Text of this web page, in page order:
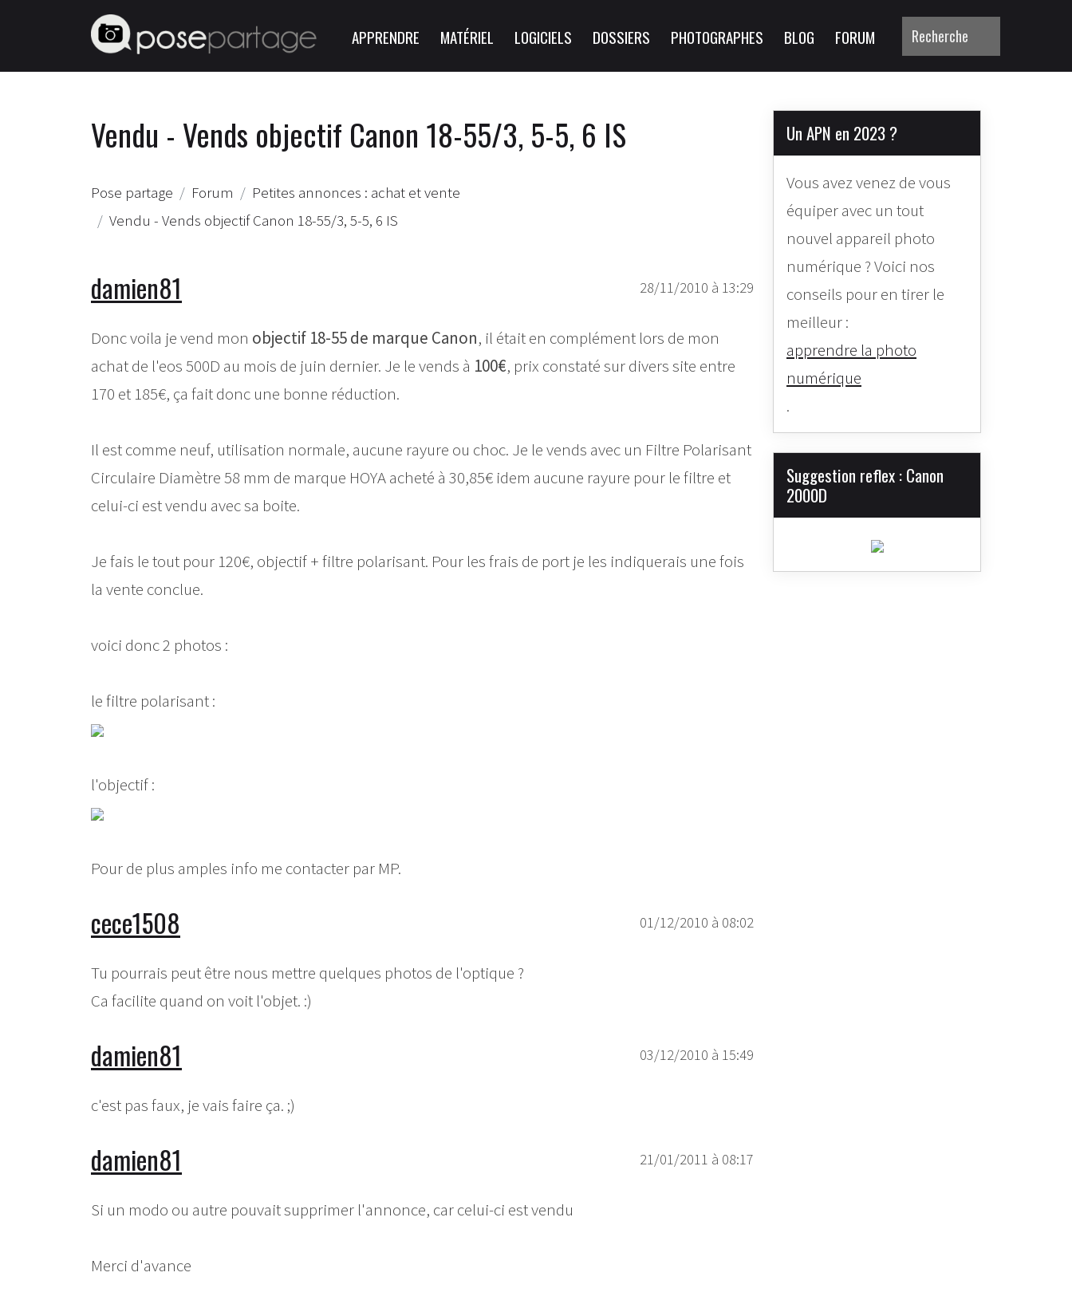
APPRENDRE MATÉRIEL LOGICIELS DOSSIERS PHOTOGRAPHES BLOG FORUM
Vendu - Vends objectif Canon 18-55/3, 5-5, 6 IS
Pose partage Forum
Petites annonces : achat et vente
Vendu - Vends objectif Canon 18-55/3, 5-5, 6 IS
28/11/2010 à 13:29
damien81
Donc voila je vend mon objectif 18-55 de marque Canon, il était en complément lors de mon
achat de l'eos 500D au mois de juin dernier. Je le vends à 100€, prix constaté sur divers site entre
170 et 185€, ça fait donc une bonne réduction.
Il est comme neuf, utilisation normale, aucune rayure ou choc. Je le vends avec un Filtre Polarisant
Circulaire Diamètre 58 mm de marque HOYA acheté à 30,85€ idem aucune rayure pour le filtre et
celui-ci est vendu avec sa boite.
Je fais le tout pour 120€, objectif + filtre polarisant. Pour les frais de port je les indiquerais une fois
la vente conclue.
voici donc 2 photos :
le filtre polarisant :
l'objectif :
Pour de plus amples info me contacter par MP.
01/12/2010 à 08:02
cece1508
Tu pourrais peut être nous mettre quelques photos de l'optique ?
Ca facilite quand on voit l'objet. :)
03/12/2010 à 15:49
damien81
c'est pas faux, je vais faire ça. ;)
21/01/2011 à 08:17
damien81
Si un modo ou autre pouvait supprimer l'annonce, car celui-ci est vendu
Merci d'avance
Un APN en 2023 ?
Vous avez venez de vous
équiper avec un tout
nouvel appareil photo
numérique ? Voici nos
conseils pour en tirer le
meilleur :
apprendre la photo
numérique
.
Suggestion reflex : Canon
2000D